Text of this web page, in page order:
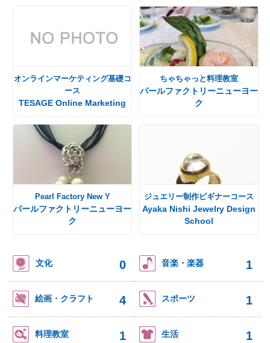
オンラインマーケティング基礎コ
ース
TESAGE Online Marketing
ちゃちゃっと料理教室
パールファクトリーニューヨー
ク
Pearl Factory New Y
パールファクトリーニューヨー
ク
ジュエリー制作ビギナーコース
Ayaka Nishi Jewelry Design
School
文化 0 音楽・楽器 1
絵画・クラフト 4 スポーツ 1
料理教室 1 生活 1